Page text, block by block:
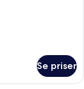
Se priser